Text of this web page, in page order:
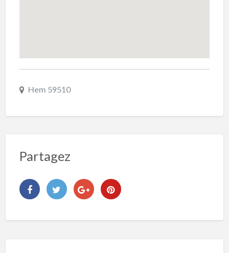
Hem 59510
Partagez